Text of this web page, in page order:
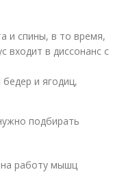
и спины, в то время,
входит в диссонанс с
и ягодиц,
подбирать
на работу мышц